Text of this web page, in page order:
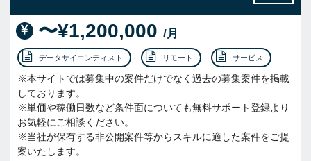
〜¥1,200,000 /月
データサイエンティスト リモート サービス
※本サイトでは募集中の案件だけでなく過去の募集案件を掲載
しております。
※単価や稼働日数など条件面についても無料サポート登録より
お気軽にご相談ください。
※当社が保有する非公開案件等からスキルに適した案件をご提
案いたします。